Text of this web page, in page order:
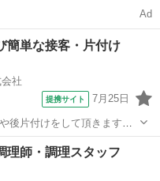
Ad
簡単な接客・片付け
社
提携サイト 7月25日
後片付けをして頂きます。
りません。 特に経験
お仕事内容です。 飲食店で
理師・調理スタッフ